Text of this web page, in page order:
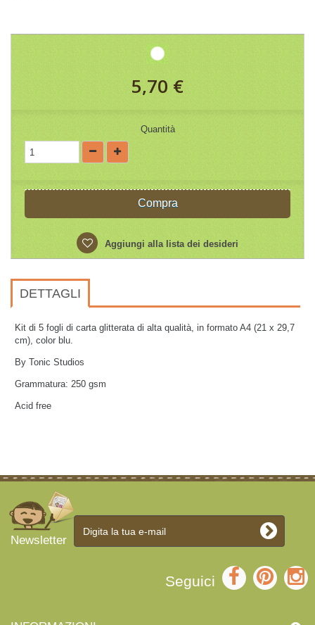
5,70 €
Quantità
Compra
Aggiungi alla lista dei desideri
DETTAGLI
Kit di 5 fogli di carta glitterata di alta qualità, in formato A4 (21 x 29,7
cm), color blu.
By Tonic Studios
Grammatura: 250 gsm
Acid free
Newsletter
Seguici